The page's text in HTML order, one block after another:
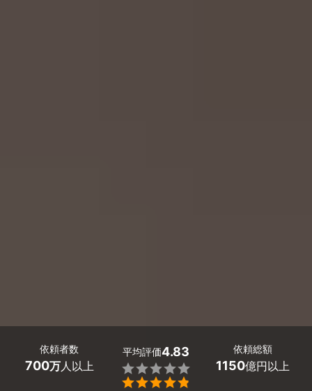
依頼者数
700万人以上
平均評価4.83


依頼総額
1150億円以上